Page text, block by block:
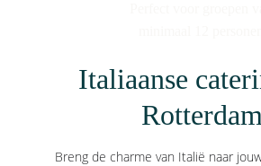
Italiaanse
Rotterdam
Breng de charme van Italië naar